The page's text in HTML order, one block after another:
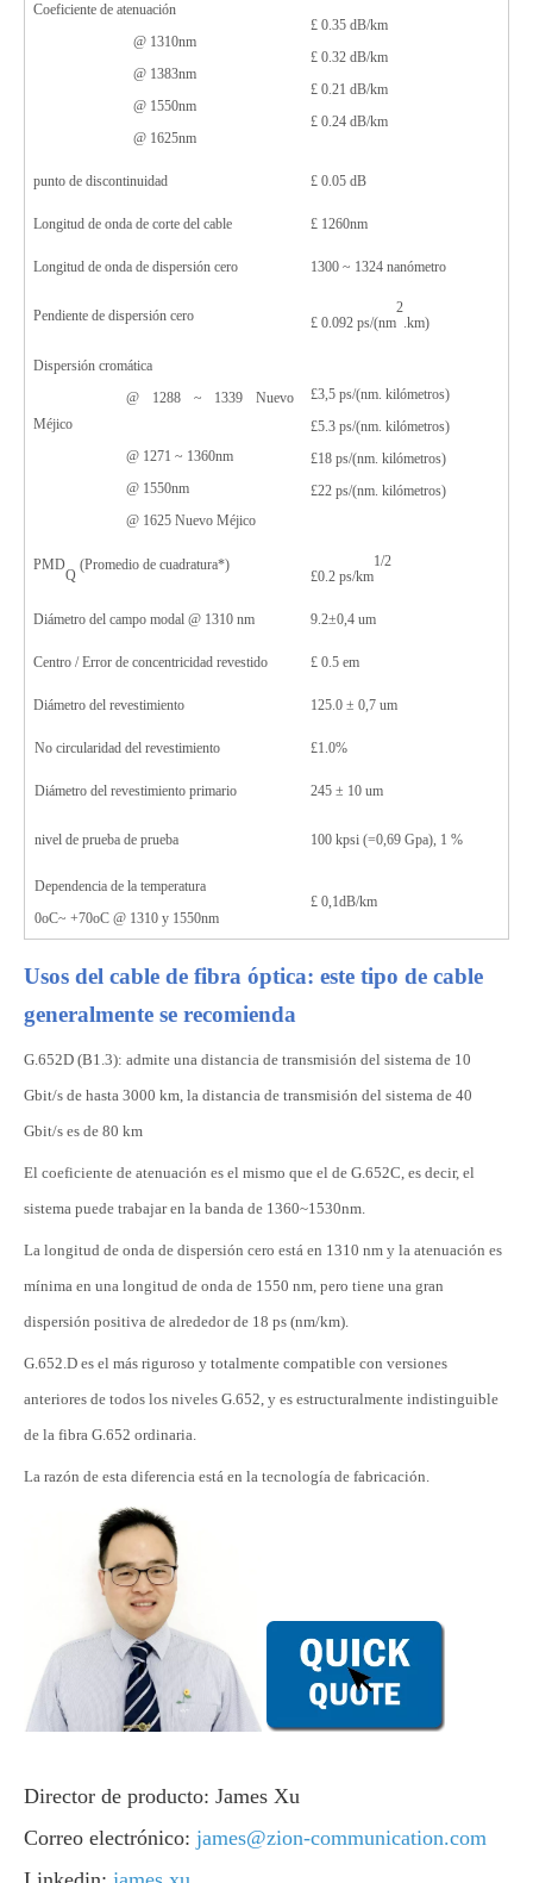
Coeficiente de atenuación
@ 1310nm
@ 1383nm
@ 1550nm
@ 1625nm
£ 0.35 dB/km
£ 0.32 dB/km
£ 0.21 dB/km
£ 0.24 dB/km
punto de discontinuidad £ 0.05 dB
Longitud de onda de corte del cable £ 1260nm
Longitud de onda de dispersión cero 1300 ~ 1324 nanómetro
Pendiente de dispersión cero £ 0.092 ps/(nm
2
.km)
Dispersión cromática
@ 1288 ~ 1339 Nuevo
Méjico
@ 1271 ~ 1360nm
@ 1550nm
@ 1625 Nuevo Méjico
£3,5 ps/(nm. kilómetros)
£5.3 ps/(nm. kilómetros)
£18 ps/(nm. kilómetros)
£22 ps/(nm. kilómetros)
PMD
Q
(Promedio de cuadratura*)
£0.2 ps/km
1/2
Diámetro del campo modal @ 1310 nm 9.2±0,4 um
Centro / Error de concentricidad revestido £ 0.5 em
Diámetro del revestimiento 125.0 ± 0,7 um
No circularidad del revestimiento £1.0%
Diámetro del revestimiento primario 245 ± 10 um
nivel de prueba de prueba 100 kpsi (=0,69 Gpa), 1 %
Dependencia de la temperatura
0oC~ +70oC @ 1310 y 1550nm
£ 0,1dB/km
Usos del cable de fibra óptica: este tipo de cable
generalmente se recomienda
G.652D (B1.3): admite una distancia de transmisión del sistema de 10
Gbit/s de hasta 3000 km, la distancia de transmisión del sistema de 40
Gbit/s es de 80 km
El coeficiente de atenuación es el mismo que el de G.652C, es decir, el
sistema puede trabajar en la banda de 1360~1530nm.
La longitud de onda de dispersión cero está en 1310 nm y la atenuación es
mínima en una longitud de onda de 1550 nm, pero tiene una gran
dispersión positiva de alrededor de 18 ps (nm/km).
G.652.D es el más riguroso y totalmente compatible con versiones
anteriores de todos los niveles G.652, y es estructuralmente indistinguible
de la fibra G.652 ordinaria.
La razón de esta diferencia está en la tecnología de fabricación.
Director de producto: James Xu
Correo electrónico: james@zion-communication.com